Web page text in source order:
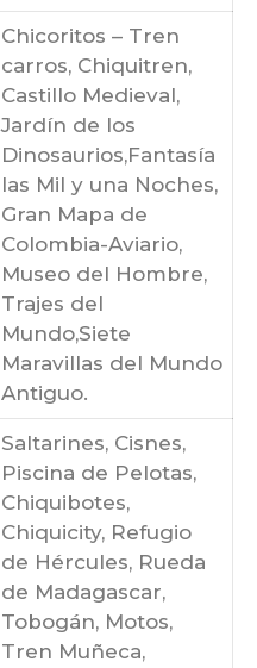
Chicoritos – Tren
carros, Chiquitren,
Castillo Medieval,
Jardín de los
Dinosaurios,Fantasía
las Mil y una Noches,
Gran Mapa de
Colombia-Aviario,
Museo del Hombre,
Trajes del
Mundo,Siete
Maravillas del Mundo
Antiguo.
Saltarines, Cisnes,
Piscina de Pelotas,
Chiquibotes,
Chiquicity, Refugio
de Hércules, Rueda
de Madagascar,
Tobogán, Motos,
Tren Muñeca,